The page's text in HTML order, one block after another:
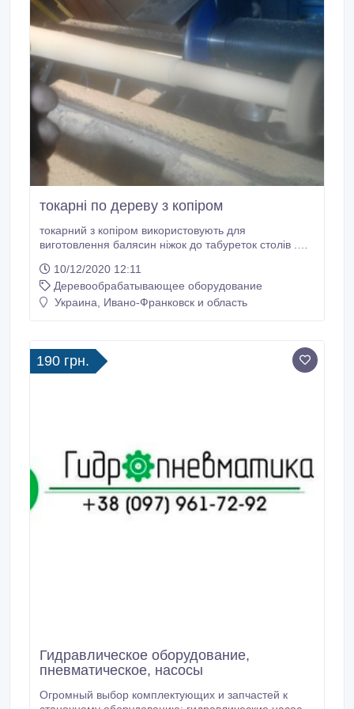
токарні по дереву з копіром
токарний з копіром використовують для
виготовлення балясин ніжок до табуреток столів .ЩЕ
10/12/2020 12:11
Деревообрабатывающее оборудование
Украина, Ивано-Франковск и область
190 грн.
Гидравлическое оборудование,
пневматическое, насосы
Огромный выбор комплектующих и запчастей к